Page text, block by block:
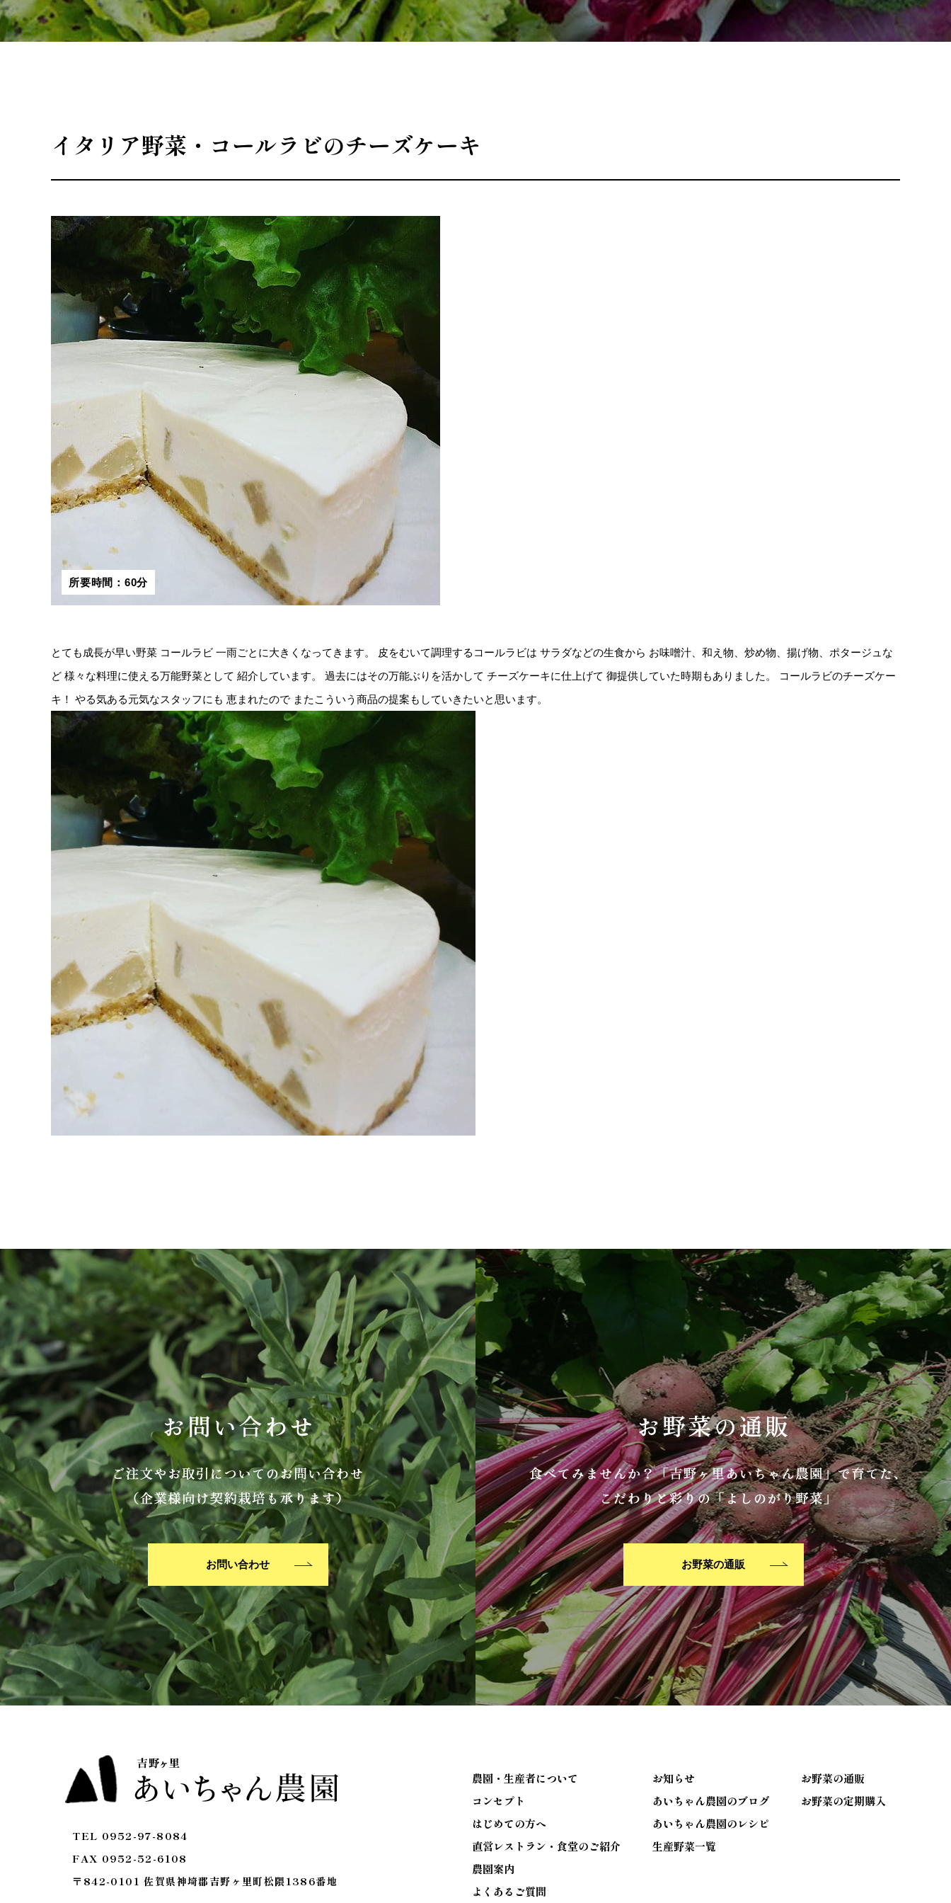
イタリア野菜・コールラビのチーズケーキ
所要時間：60分
とても成長が早い野菜 コールラビ 一雨ごとに大きくなってきます。 皮をむいて調理するコールラビは サラダなどの生食から お味噌汁、和え物、炒め物、揚げ物、ポタージュな
ど 様々な料理に使える万能野菜として 紹介しています。 過去にはその万能ぶりを活かして チーズケーキに仕上げて 御提供していた時期もありました。 コールラビのチーズケー
キ！ やる気ある元気なスタッフにも 恵まれたので またこういう商品の提案もしていきたいと思います。
お問い合わせ お野菜の通販
TEL 0952-97-8084
FAX 0952-52-6108
〒842-0101 佐賀県神埼郡吉野ヶ里町松隈1386番地
農園・生産者について
コンセプト
はじめての方へ
直営レストラン・食堂のご紹介
農園案内
よくあるご質問
お知らせ
あいちゃん農園のブログ
あいちゃん農園のレシピ
生産野菜一覧
お野菜の通販
お野菜の定期購入